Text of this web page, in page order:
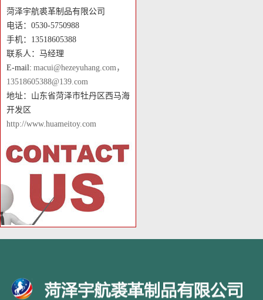
菏泽宇航裘革制品有限公司
电话：0530-5750988
手机：13518605388
联系人：马经理
E-mail: macui@hezeyuhang.com，
13518605388@139.com
地址：山东省菏泽市牡丹区西马海
开发区
http://www.huameitoy.com